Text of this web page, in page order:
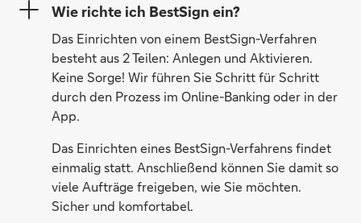
Wie richte ich BestSign ein?
Das Einrichten von einem BestSign-Verfahren
besteht aus 2 Teilen: Anlegen und Aktivieren.
Keine Sorge! Wir führen Sie Schritt für Schritt
durch den Prozess im Online-Banking oder in der
App.
Das Einrichten eines BestSign-Verfahrens findet
einmalig statt. Anschließend können Sie damit so
viele Aufträge freigeben, wie Sie möchten.
Sicher und komfortabel.